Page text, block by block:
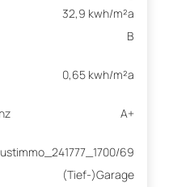
32,9 kwh/m²a
B
0,65 kwh/m²a
A+
69
(Tief-)Garage